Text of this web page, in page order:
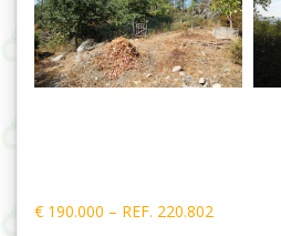
Post
navigation
€ 190.000 – REF. 220.802